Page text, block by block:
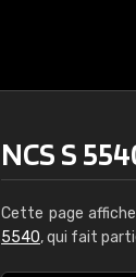
NCS S
Cette page
5540, qui fait